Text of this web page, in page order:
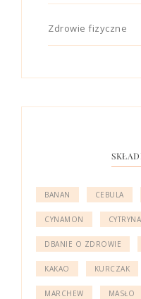
Zdrowie fizyczne
BANAN CEBULA
CYNAMON CYTRYNA
DBANIE O ZDROWIE
KAKAO KURCZAK
MARCHEW MASŁO